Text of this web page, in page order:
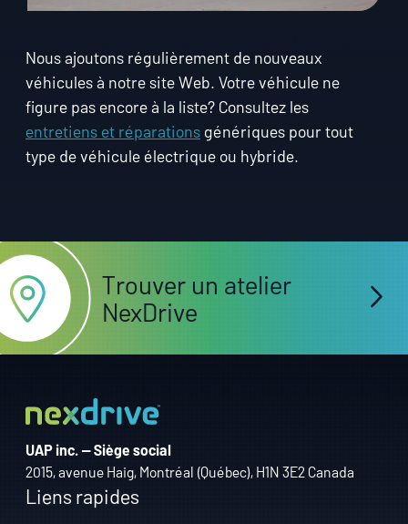
Nous ajoutons régulièrement de nouveaux
véhicules à notre site Web. Votre véhicule ne
figure pas encore à la liste? Consultez les
entretiens et réparations génériques pour tout
type de véhicule électrique ou hybride.
Trouver un atelier
NexDrive
UAP inc. — Siège social
2015, avenue Haig, Montréal (Québec), H1N 3E2 Canada
Liens rapides